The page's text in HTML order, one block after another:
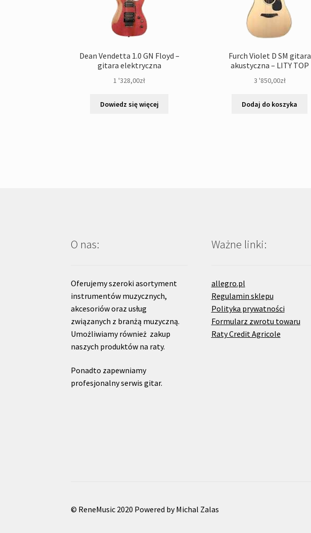
Dean Vendetta 1.0 GN Floyd –
gitara elektryczna
1 '328,00zł
Dowiedz się więcej
Furch Violet D SM gitara
akustyczna – LITY TOP
3 '850,00zł
Dodaj do koszyka
O nas:
Oferujemy szeroki asortyment
instrumentów muzycznych,
akcesoriów oraz usług
związanych z branżą muzyczną.
Umożliwiamy również zakup
naszych produktów na raty.
Ponadto zapewniamy
profesjonalny serwis gitar.
Ważne linki:
allegro.pl
Regulamin sklepu
Polityka prywatności
Formularz zwrotu towaru
Raty Credit Agricole
© ReneMusic 2020 Powered by Michal Zalas